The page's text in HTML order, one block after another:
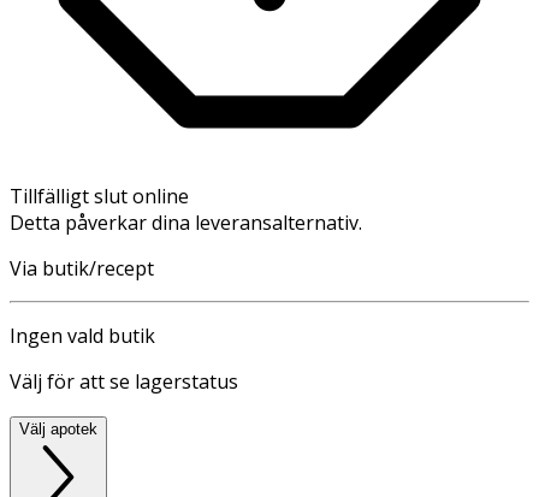
Tillfälligt slut online
Detta påverkar dina leveransalternativ.
Via butik/recept
Ingen vald butik
Välj för att se lagerstatus
Välj apotek